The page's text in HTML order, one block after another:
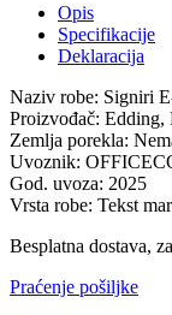
Opis
Specifikacije
Deklaracija
Naziv robe: Signiri
Proizvođač: Edding,
Zemlja porekla:
Uvoznik:
God. uvoza: 2025
Vrsta robe: Tekst
Besplatna dostava,
Praćenje pošiljke